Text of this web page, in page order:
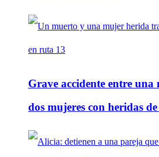
Grave accidente entre
dos mujeres con heridas